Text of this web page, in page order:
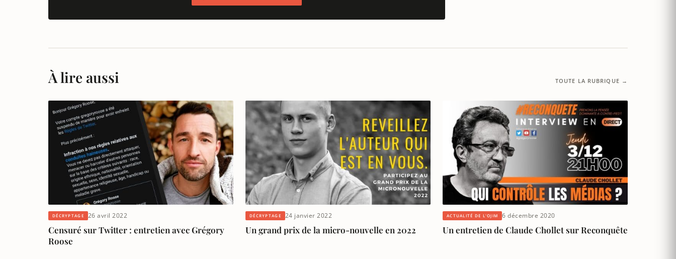
À lire aussi TOUTE LA RUBRIQUE →
DÉCRYPTAGE 26 avril 2022
Censuré sur Twitter : entretien avec Grégory
Roose
DÉCRYPTAGE 24 janvier 2022
Un grand prix de la micro-nouvelle en 2022
ACTUALITÉ DE L'OJIM 6 décembre 2020
Un entretien de Claude Chollet sur Reconquête